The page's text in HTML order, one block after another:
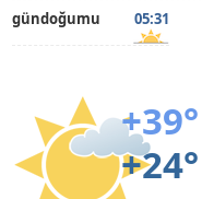
gündoğumu
05:31
+39°
+24°